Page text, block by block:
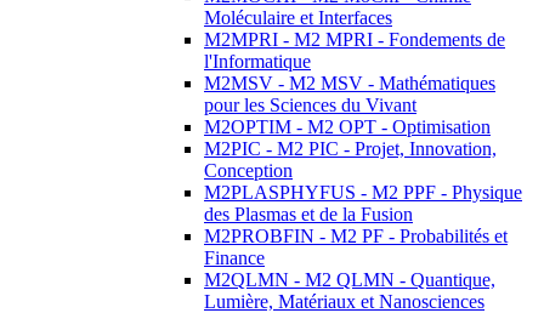
Moléculaire et Interfaces
M2MPRI - M2 MPRI - Fondements de
l'Informatique
M2MSV - M2 MSV - Mathématiques
pour les Sciences du Vivant
M2OPTIM - M2 OPT - Optimisation
M2PIC - M2 PIC - Projet, Innovation,
Conception
M2PLASPHYFUS - M2 PPF - Physique
des Plasmas et de la Fusion
M2PROBFIN - M2 PF - Probabilités et
Finance
M2QLMN - M2 QLMN - Quantique,
Lumière, Matériaux et Nanosciences